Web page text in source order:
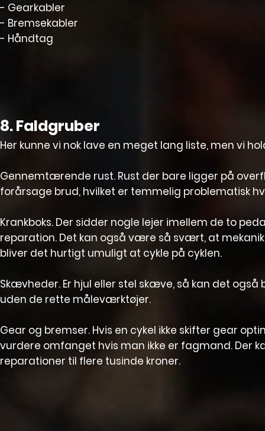
- Gearkabler
- Bremsekabler
- Håndtag
8. Faldgruber
Her kunne vi nok lave en meget lang liste, men vi
Gennemtærende rust. Rust der bare ligger på
forårsage brud, hvilket er temmelig problematisk
Krankboks. Der sidder nogle lejer imellem de to
reparation. Det kan også være så svært, at
bliver det hurtigt umuligt at cykle på cyklen.
Skævheder. Er hjul eller stel skæve, så kan det
uden de rette måleværktøjer.
Gear og bremser. Hvis en cykel ikke skifter gear
vurdere omfanget hvis man ikke er fagmand. Der
reparationer til flere tusinde kroner.